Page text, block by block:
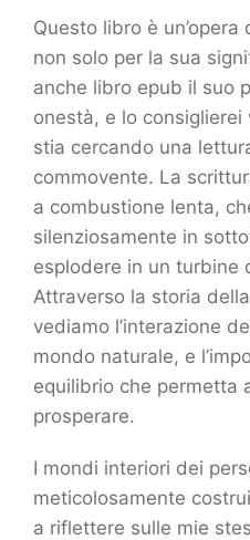
Questo libro è
non solo per la sua
anche libro epub il suo
onestà, e lo
stia cercando una
commovente. La
a combustione lenta,
silenziosamente in
esplodere in un turbine
Attraverso la storia
vediamo l’interazione
mondo naturale, e
equilibrio che permetta
prosperare.
I mondi interiori dei
meticolosamente
a riflettere sulle mie